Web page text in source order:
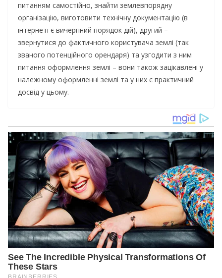
питанням самостійно, знайти землевпорядну
організацію, виготовити технічну документацію (в
інтернеті є вичерпний порядок дій), другий –
звернутися до фактичного користувача землі (так
званого потенційного орендаря) та узгодити з ним
питання оформлення землі – вони також зацікавлені у
належному оформленні землі та у них є практичний
досвід у цьому.